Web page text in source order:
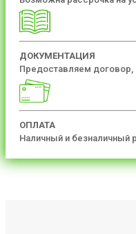
ДОКУМЕНТАЦИЯ
Предоставляем договор,
ОПЛАТА
Наличный и безналичный